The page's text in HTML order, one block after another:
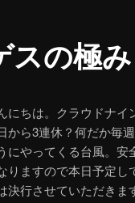
スの極み
にちは。クラウドナイ
から3連休？何だか毎
にやってくる台風。
りますので本日予定
決行させていただきま